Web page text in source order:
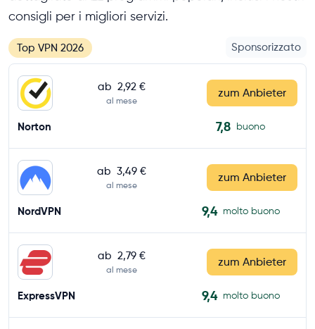
consigli per i migliori servizi.
Top VPN 2026 Sponsorizzato
ab 2,92 €
al mese
zum Anbieter
Norton 7,8 buono
ab 3,49 €
al mese
zum Anbieter
NordVPN 9,4 molto buono
ab 2,79 €
al mese
zum Anbieter
ExpressVPN 9,4 molto buono